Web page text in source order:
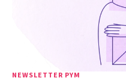
NEWSLETTER PYM